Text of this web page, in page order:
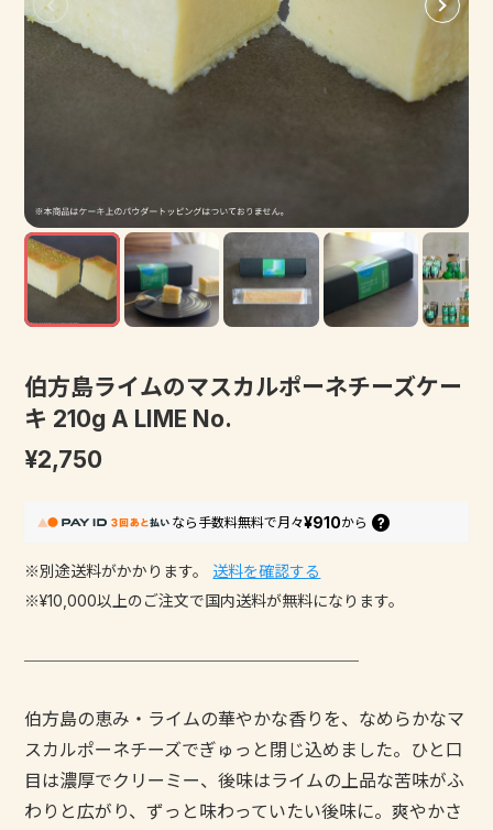
伯方島ライムのマスカルポーネチーズケー
キ 210g A LIME No.
¥2,750
なら 手数料無料で月々¥910から
※別途送料がかかります。
送料を確認する
※¥10,000以上のご注文で国内送料が無料になります。
───────────────────
伯方島の恵み・ライムの華やかな香りを、なめらかなマ
スカルポーネチーズでぎゅっと閉じ込めました。ひと口
目は濃厚でクリーミー、後味はライムの上品な苦味がふ
わりと広がり、ずっと味わっていたい後味に。爽やかさ